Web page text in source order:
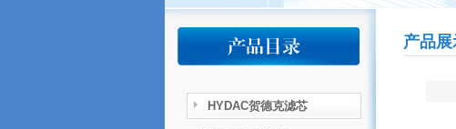
HYDAC贺德克滤芯
产品展